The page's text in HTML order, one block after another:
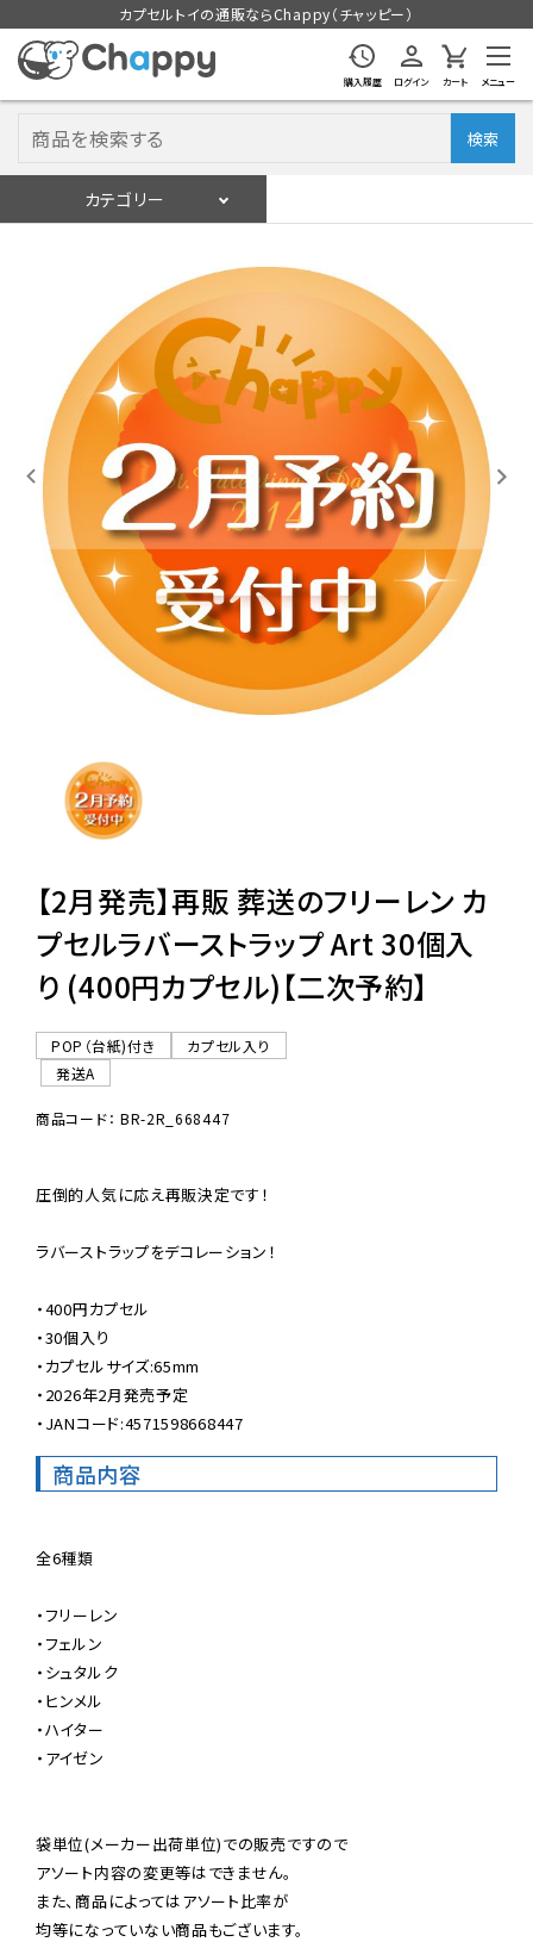
カプセルトイの通販ならChappy（チャッピー）
購入履歴 ログイン カート メニュー
検索
カテゴリー
入荷スケジュールをチェック
カプセルトイマシン本体
カプセルトイ
販促用空カプセル
レンタル
景品・玩具・文具
販促用カプセルトイ
ご利用ガイド
06-6282-7659
【2月発売】再販 葬送のフリーレン カ
プセルラバーストラップ Art 30個入
り (400円カプセル)【二次予約】
POP（台紙)付き
カプセル入り
発送A
商品コード： BR-2R_668447
圧倒的人気に応え再販決定です！
ラバーストラップをデコレーション！
・400円カプセル
・30個入り
・カプセルサイズ:65mm
・2026年2月発売予定
・JANコード:4571598668447
商品内容
全6種類
・フリーレン
・フェルン
・シュタルク
・ヒンメル
・ハイター
・アイゼン
袋単位(メーカー出荷単位)での販売ですので
アソート内容の変更等はできません。
また、商品によってはアソート比率が
均等になっていない商品もございます。